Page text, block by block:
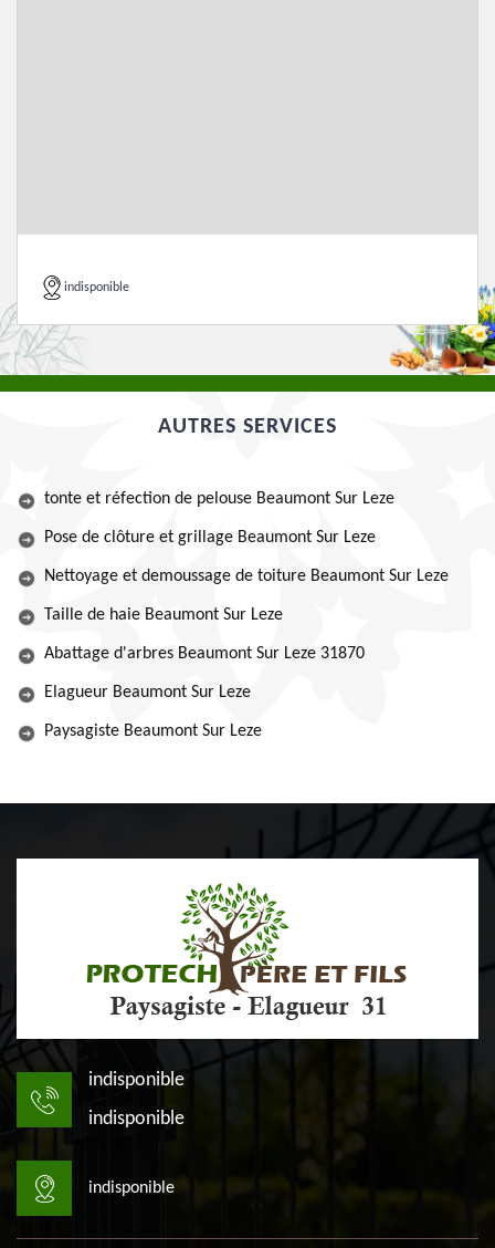
indisponible
AUTRES SERVICES
tonte et réfection de pelouse Beaumont Sur Leze
Pose de clôture et grillage Beaumont Sur Leze
Nettoyage et demoussage de toiture Beaumont Sur Leze
Taille de haie Beaumont Sur Leze
Abattage d'arbres Beaumont Sur Leze 31870
Elagueur Beaumont Sur Leze
Paysagiste Beaumont Sur Leze
indisponible
indisponible
indisponible